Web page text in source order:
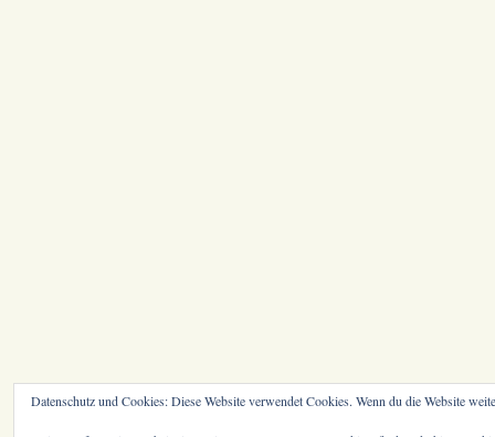
Datenschutz und Cookies: Diese Website verwendet Cookies. Wenn du die Website